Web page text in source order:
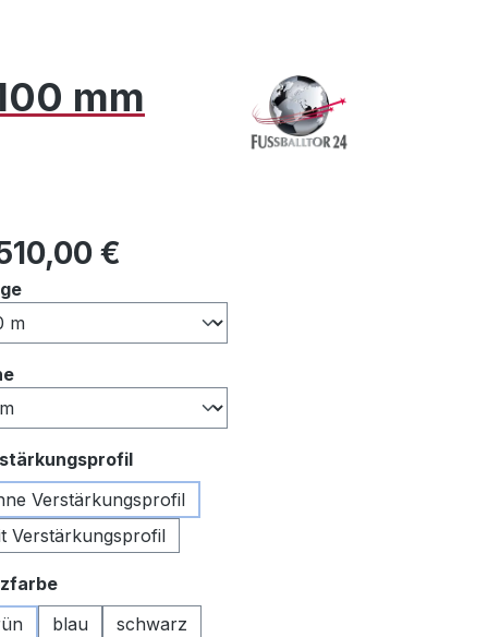
mm
Preis: €
auswählen
auswählen
auswählen
Verstärkungsprofil
Verstärkungsprofil
auswählen
blau schwarz